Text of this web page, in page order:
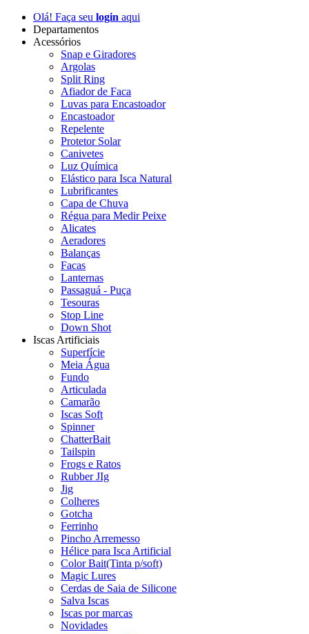
Olá! Faça seu login aqui
Departamentos
Acessórios
Snap e Giradores
Argolas
Split Ring
Afiador de Faca
Luvas para Encastoador
Encastoador
Repelente
Protetor Solar
Canivetes
Luz Química
Elástico para Isca Natural
Lubrificantes
Capa de Chuva
Régua para Medir Peixe
Alicates
Aeradores
Balanças
Facas
Lanternas
Passaguá - Puça
Tesouras
Stop Line
Down Shot
Iscas Artificiais
Superfície
Meia Água
Fundo
Articulada
Camarão
Iscas Soft
Spinner
ChatterBait
Tailspin
Frogs e Ratos
Rubber JIg
Jig
Colheres
Gotcha
Ferrinho
Pincho Arremesso
Hélice para Isca Artificial
Color Bait(Tinta p/soft)
Magic Lures
Cerdas de Saia de Silicone
Salva Iscas
Iscas por marcas
Novidades